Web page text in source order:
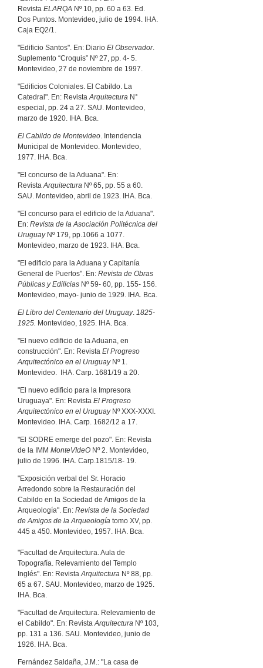
Revista ELARQA Nº 10, pp. 60 a 63. Ed.
Dos Puntos. Montevideo, julio de 1994. IHA.
Caja EQ2/1.
"Edificio Santos". En: Diario El Observador.
Suplemento “Croquis” Nº 27, pp. 4- 5.
Montevideo, 27 de noviembre de 1997.
"Edificios Coloniales. El Cabildo. La
Catedral". En: RevistaArquitectura N°
especial, pp. 24 a 27. SAU. Montevideo,
marzo de 1920. IHA. Bca.
El Cabildo de Montevideo. Intendencia
Municipal de Montevideo. Montevideo,
1977. IHA. Bca.
"El concurso de la Aduana". En:
RevistaArquitectura Nº 65, pp. 55 a 60.
SAU. Montevideo, abril de 1923. IHA. Bca.
"El concurso para el edificio de la Aduana".
En: Revista de la Asociación Politécnica del
UruguayNº 179, pp.1066 a 1077.
Montevideo, marzo de 1923. IHA. Bca.
"El edificio para la Aduana y Capitanía
General de Puertos". En: Revista de Obras
Públicas y Edilicias Nº 59- 60, pp. 155- 156.
Montevideo, mayo- junio de 1929. IHA. Bca.
El Libro del Centenario del Uruguay. 1825-
1925. Montevideo, 1925. IHA. Bca.
"El nuevo edificio de la Aduana, en
construcción". En: Revista El Progreso
Arquitectónico en el UruguayNº 1.
Montevideo. IHA. Carp. 1681/19 a 20.
"El nuevo edificio para la Impresora
Uruguaya". En: Revista El Progreso
Arquitectónico en el UruguayNº XXX-XXXI.
Montevideo. IHA. Carp. 1682/12 a 17.
"El SODRE emerge del pozo". En: Revista
de la IMM MonteVIdeO Nº 2. Montevideo,
julio de 1996. IHA. Carp.1815/18- 19.
"Exposición verbal del Sr. Horacio
Arredondo sobre la Restauración del
Cabildo en la Sociedad de Amigos de la
Arqueología". En: Revista de la Sociedad
de Amigos de la Arqueología tomo XV, pp.
445 a 450. Montevideo, 1957. IHA. Bca.
"Facultad de Arquitectura. Aula de
Topografía. Relevamiento del Templo
Inglés". En: RevistaArquitectura Nº 88, pp.
65 a 67. SAU. Montevideo, marzo de 1925.
IHA. Bca.
"Facultad de Arquitectura. Relevamiento de
el Cabildo". En: RevistaArquitectura Nº 103,
pp. 131 a 136. SAU. Montevideo, junio de
1926. IHA. Bca.
Fernández Saldaña, J.M.: "La casa de